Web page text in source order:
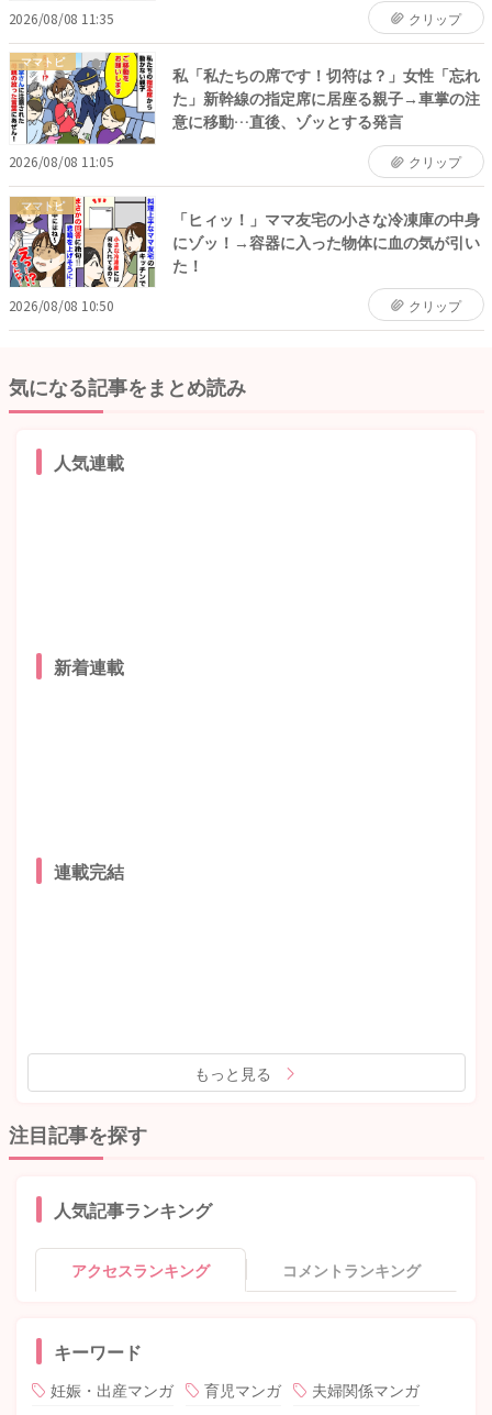
2026/08/08 11:35 クリップ
ママトピ
私「私たちの席です！切符は？」女性「忘れ
た」新幹線の指定席に居座る親子→車掌の注
意に移動…直後、ゾッとする発言
2026/08/08 11:05 クリップ
ママトピ
「ヒィッ！」ママ友宅の小さな冷凍庫の中身
にゾッ！→容器に入った物体に血の気が引い
た！
2026/08/08 10:50 クリップ
気になる記事をまとめ読み
人気連載
新着連載
連載完結
もっと見る
注目記事を探す
人気記事ランキング
アクセスランキング コメントランキング
キーワード
妊娠・出産マンガ 育児マンガ
夫婦関係マンガ